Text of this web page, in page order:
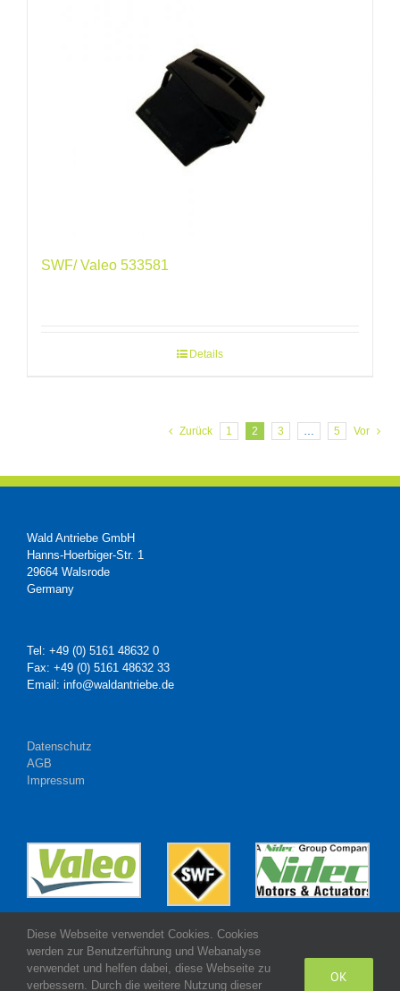
SWF/ Valeo 533581
Details
Zurück 1 2 3 5 Vor
Wald Antriebe GmbH
Hanns-Hoerbiger-Str. 1
29664 Walsrode
Germany
Tel: +49 (0) 5161 48632 0
Fax: +49 (0) 5161 48632 33
Email: info@waldantriebe.de
Datenschutz
AGB
Impressum
Diese Webseite verwendet Cookies. Cookies
werden zur Benutzerführung und Webanalyse
verwendet und helfen dabei, diese Webseite zu
verbessern. Durch die weitere Nutzung dieser
OK